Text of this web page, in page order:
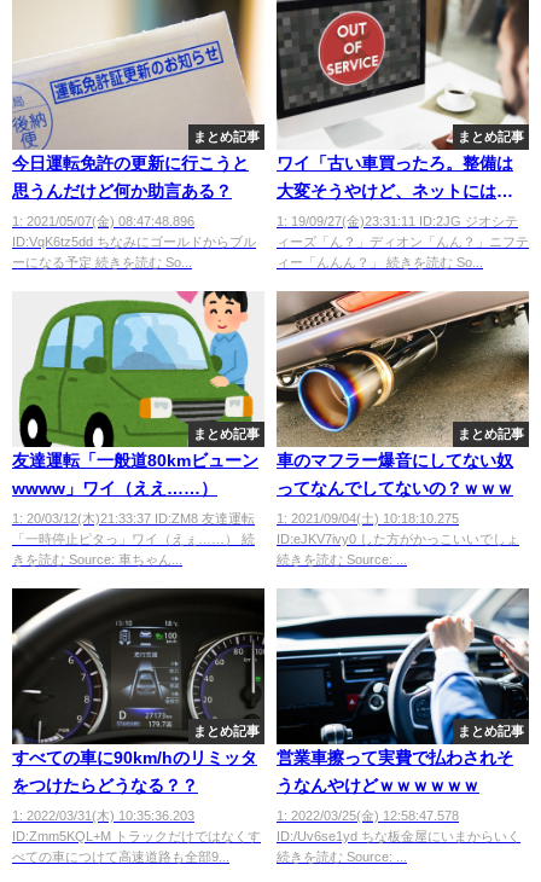
まとめ記事
今日運転免許の更新に行こうと
思うんだけど何か助言ある？
1: 2021/05/07(金) 08:47:48.896
ID:VqK6tz5dd ちなみにゴールドからブル
ーになる予定 続きを読む So...
まとめ記事
ワイ「古い車買ったろ。整備は
大変そうやけど、ネットには先
人の知恵がいっぱいや」
1: 19/09/27(金)23:31:11 ID:2JG ジオシテ
ィーズ「ん？」ディオン「んん？」ニフテ
ィー「んんん？」 続きを読む So...
まとめ記事
友達運転「一般道80kmビューン
wwww」ワイ（ええ……）
1: 20/03/12(木)21:33:37 ID:ZM8 友達運転
「一時停止ピタっ」ワイ（えぇ……） 続
きを読む Source: 車ちゃん...
まとめ記事
車のマフラー爆音にしてない奴
ってなんでしてないの？ｗｗｗ
1: 2021/09/04(土) 10:18:10.275
ID:eJKV7ivy0 した方がかっこいいでしょ
続きを読む Source: ...
まとめ記事
すべての車に90km/hのリミッタ
をつけたらどうなる？？
1: 2022/03/31(木) 10:35:36.203
ID:Zmm5KQL+M トラックだけではなくす
べての車につけて高速道路も全部9...
まとめ記事
営業車擦って実費で払わされそ
うなんやけどｗｗｗｗｗｗ
1: 2022/03/25(金) 12:58:47.578
ID:/Uv6se1yd ちな板金屋にいまからいく
続きを読む Source: ...